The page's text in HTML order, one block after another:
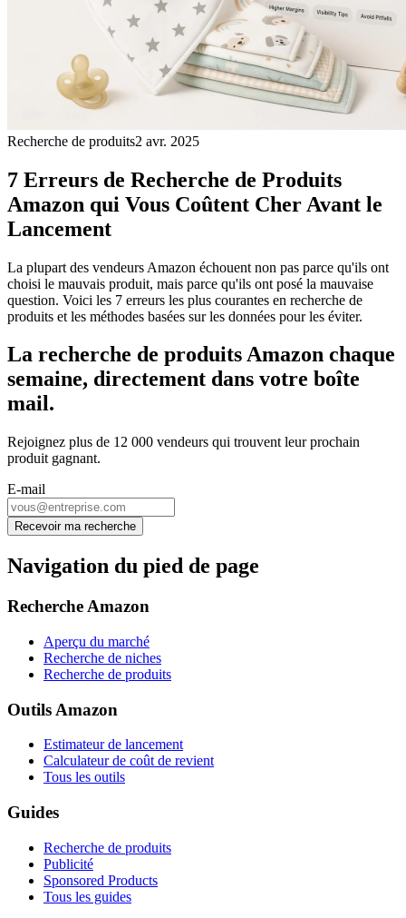
Recherche de produits2 avr. 2025
7 Erreurs de Recherche de Produits
Amazon qui Vous Coûtent Cher Avant le
Lancement
La plupart des vendeurs Amazon échouent non pas parce qu'ils ont
choisi le mauvais produit, mais parce qu'ils ont posé la mauvaise
question. Voici les 7 erreurs les plus courantes en recherche de
produits et les méthodes basées sur les données pour les éviter.
La recherche de produits Amazon chaque
semaine, directement dans votre boîte
mail.
Rejoignez plus de 12 000 vendeurs qui trouvent leur prochain
produit gagnant.
E-mail
Recevoir ma recherche
Navigation du pied de page
Recherche Amazon
Aperçu du marché
Recherche de niches
Recherche de produits
Outils Amazon
Estimateur de lancement
Calculateur de coût de revient
Tous les outils
Guides
Recherche de produits
Publicité
Sponsored Products
Tous les guides